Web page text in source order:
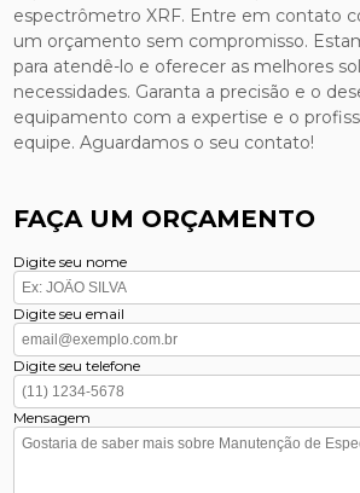
espectrômetro XRF. Entre em contato
um orçamento sem compromisso.
para atendê-lo e oferecer as melhores
necessidades. Garanta a precisão e o
equipamento com a expertise e o
equipe. Aguardamos o seu contato!
FAÇA UM ORÇAMENTO
Digite seu nome
Digite seu email
Digite seu telefone
Mensagem